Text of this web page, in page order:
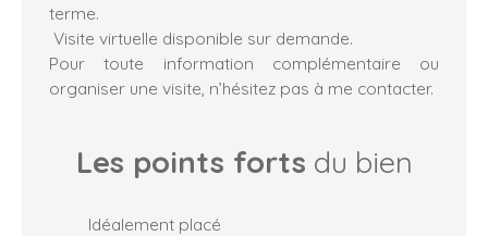
terme.
Visite virtuelle disponible sur demande.
Pour toute information complémentaire ou
organiser une visite, n’hésitez pas à me contacter.
Les points forts du bien
Idéalement placé